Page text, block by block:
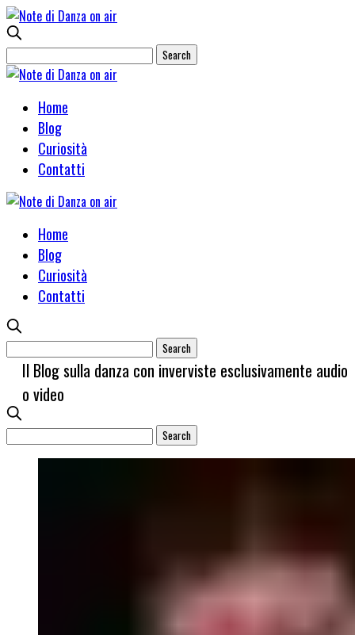
Home
Blog
Curiosità
Contatti
Home
Blog
Curiosità
Contatti
Il Blog sulla danza con inverviste esclusivamente audio
o video